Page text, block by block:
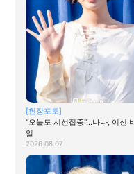
[현장포토]
"오늘도 시선집중"…나나, 여신
얼
2026.08.07